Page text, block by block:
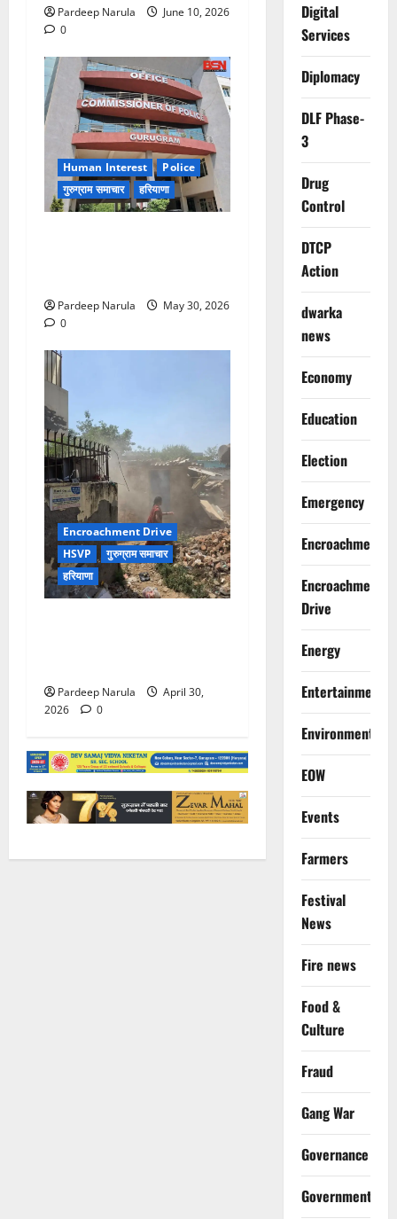
Pardeep Narula
June 10, 2026
0
Human Interest
Police
गुरुग्राम समाचार
हरियाणा
Pardeep Narula
May 30, 2026
0
Encroachment Drive
HSVP
गुरुग्राम समाचार
हरियाणा
Pardeep Narula
April 30,
2026
0
Digital
Services
Diplomacy
DLF Phase-
3
Drug
Control
DTCP
Action
dwarka
news
Economy
Education
Election
Emergency
Encroachment
Encroachment
Drive
Energy
Entertainment
Environment
EOW
Events
Farmers
Festival
News
Fire news
Food &
Culture
Fraud
Gang War
Governance
Government